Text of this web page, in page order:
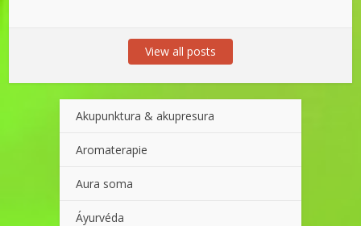
View all posts
Akupunktura & akupresura
Aromaterapie
Aura soma
Áyurvéda